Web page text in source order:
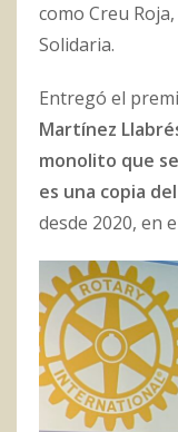
como Creu
Solidaria.
Entregó el
Martínez
monolito que
es una copia
desde 2020, en